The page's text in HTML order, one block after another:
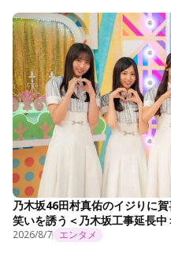
乃木坂46田村真佑のイジりに
笑いを誘う＜乃木坂工事延長中
2026/8/7 エンタメ